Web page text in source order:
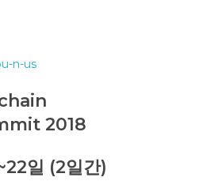
n-us
2018
일 (2일간)